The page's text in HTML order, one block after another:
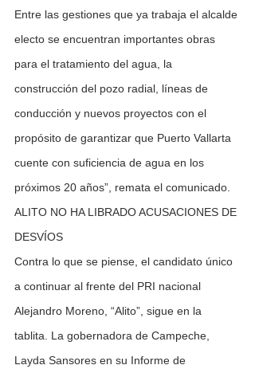
Entre las gestiones que ya trabaja el alcalde
electo se encuentran importantes obras
para el tratamiento del agua, la
construcción del pozo radial, líneas de
conducción y nuevos proyectos con el
propósito de garantizar que Puerto Vallarta
cuente con suficiencia de agua en los
próximos 20 años”, remata el comunicado.
ALITO NO HA LIBRADO ACUSACIONES DE
DESVÍOS
Contra lo que se piense, el candidato único
a continuar al frente del PRI nacional
Alejandro Moreno, “Alito”, sigue en la
tablita. La gobernadora de Campeche,
Layda Sansores en su Informe de